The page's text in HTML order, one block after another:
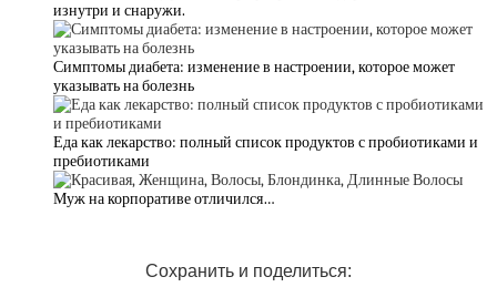
изнутри и снаружи.
Симптомы диабета: изменение в настроении, которое может
указывать на болезнь
Еда как лекарство: полный список продуктов с пробиотиками и
пребиотиками
Муж на корпоративе отличился…
Сохранить и поделиться: